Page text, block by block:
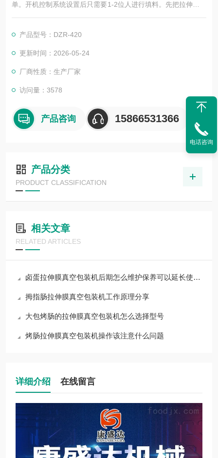
单。开机控制系统设置后只需要1-2位人进行填料。先把拉伸膜加
热，然后用模具拉伸成所包装蜜片所需要凹槽形状，然后将蜜片
产品型号：DZR-420
更新时间：2026-05-24
厂商性质：生产厂家
访问量：3578
产品咨询 15866531366
产品分类
PRODUCT CLASSIFICATION
相关文章
RELATED ARTICLES
卤蛋拉伸膜真空包装机后期怎么维护保养可以延长使用寿命
拇指肠拉伸膜真空包装机工作原理分享
大包烤肠的拉伸膜真空包装机怎么选择型号
烤肠拉伸膜真空包装机操作该注意什么问题
详细介绍 在线留言
电话咨询